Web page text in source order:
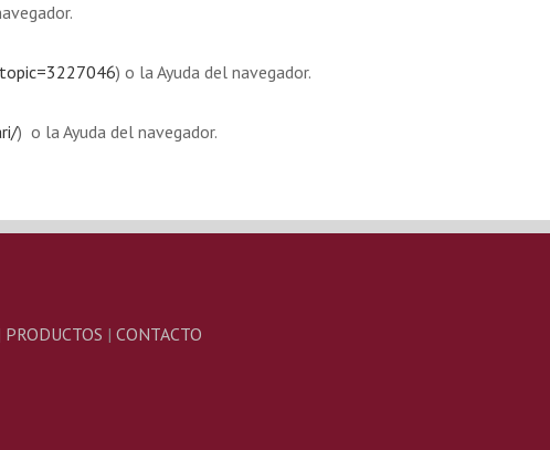
) o la Ayuda del navegador.
) o la Ayuda del navegador.
PRODUCTOS | CONTACTO